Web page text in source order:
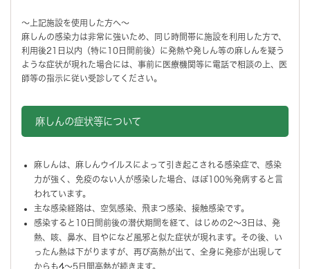
～上記施設を使用した方へ～
麻しんの感染力は非常に強いため、同じ時間帯に施設を利用した方で、
利用後21日以内（特に10日間前後）に発熱や発しん等の麻しんを疑う
ような症状が現れた場合には、事前に医療機関等に電話で相談の上、医
師等の指示に従い受診してください。
麻しんの症状等について
麻しんは、麻しんウイルスによって引き起こされる感染症で、感染
力が強く、免疫のない人が感染した場合、ほぼ100％発病すると言
われています。
主な感染経路は、空気感染、飛まつ感染、接触感染です。
感染すると10日間前後の潜伏期間を経て、はじめの2～3日は、発
熱、咳、鼻水、目やになど風邪と似た症状が現れます。その後、い
ったん熱は下がりますが、再び高熱が出て、全身に発疹が出現して
からも4～5日間高熱が続きます。